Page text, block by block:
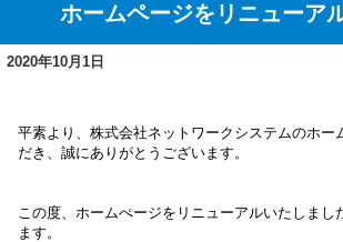
ホームページをリニューア
2020年10月1日
平素より、株式会社ネットワークシステムのホー
だき、誠にありがとうございます。
この度、ホームぺージをリニューアルいたしまし
ます。